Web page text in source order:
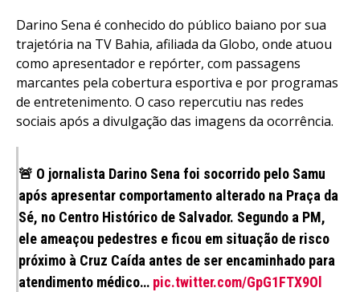
Darino Sena é conhecido do público baiano por sua
trajetória na TV Bahia, afiliada da Globo, onde atuou
como apresentador e repórter, com passagens
marcantes pela cobertura esportiva e por programas
de entretenimento. O caso repercutiu nas redes
sociais após a divulgação das imagens da ocorrência.
🚨 O jornalista Darino Sena foi socorrido pelo Samu
após apresentar comportamento alterado na Praça da
Sé, no Centro Histórico de Salvador. Segundo a PM,
ele ameaçou pedestres e ficou em situação de risco
próximo à Cruz Caída antes de ser encaminhado para
atendimento médico… pic.twitter.com/GpG1FTX9Ol